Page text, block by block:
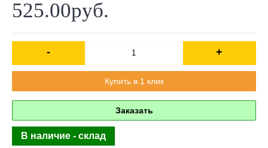
525.00руб.
- +
Купить в 1 клик
Заказать
В наличие - склад